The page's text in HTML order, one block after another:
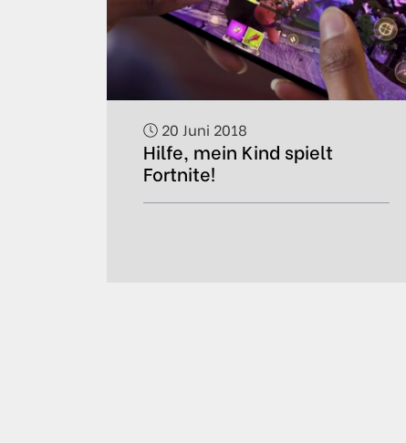
20 Juni 2018
Hilfe, mein Kind spielt
Fortnite!